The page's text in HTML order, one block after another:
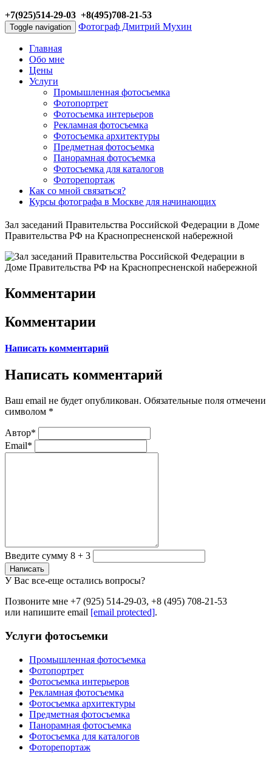
+7(925)514-29-03 +8(495)708-21-53
Toggle navigation Фотограф Дмитрий Мухин
Главная
Обо мне
Цены
Услуги
Промышленная фотосъемка
Фотопортрет
Фотосъемка интерьеров
Рекламная фотосъемка
Фотосъемка архитектуры
Предметная фотосъемка
Панорамная фотосъемка
Фотосъемка для каталогов
Фоторепортаж
Как со мной связаться?
Курсы фотографа в Москве для начинающих
Зал заседаний Правительства Российской Федерации в Доме
Правительства РФ на Краснопресненской набережной
Комментарии
Комментарии
Написать комментарий
Написать комментарий
Ваш email не будет опубликован. Обязательные поля отмечени
символом *
Автор*
Email*
Введите сумму 8 + 3
Написать
У Вас все-еще остались вопросы?
Позвоните мне +7 (925) 514-29-03, +8 (495) 708-21-53
или напишите email [email protected].
Услуги фотосъемки
Промышленная фотосъемка
Фотопортрет
Фотосъемка интерьеров
Рекламная фотосъемка
Фотосъемка архитектуры
Предметная фотосъемка
Панорамная фотосъемка
Фотосъемка для каталогов
Фоторепортаж